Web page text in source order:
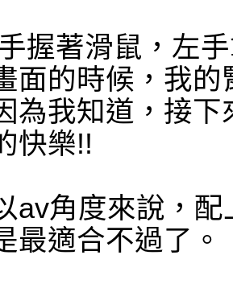
握著滑鼠，左
面的時候，我
為我知道，接
快樂!!
av角度來說，
最適合不過了。